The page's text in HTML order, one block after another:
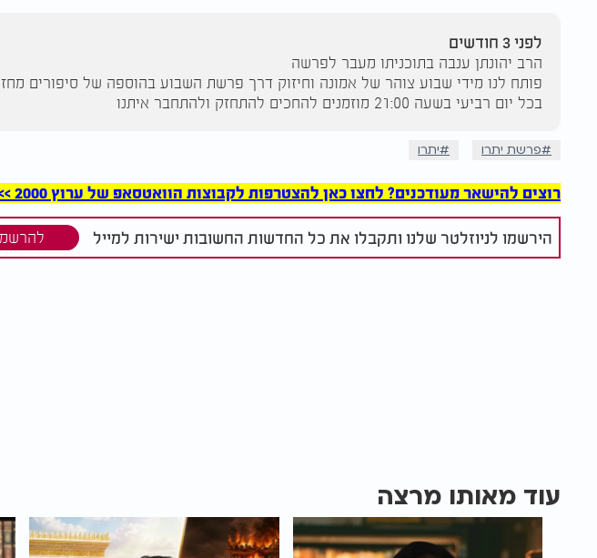
לפני 3 חודשים
הרב יהונתן ענבה בתוכניתו מעבר לפרשה
פותח לנו מידי שבוע צוהר של אמונה וחיזוק דרך פרשת השבוע בהוספה של סיפורים
בכל יום רביעי בשעה 21:00 מוזמנים להחכים להתחזק ולהתחבר איתנו
פרשת יתרו יתרו
רוצים להישאר מעודכנים? לחצו כאן להצטרפות לקבוצות הוואטסאפ של ערוץ 2000 >>>
הירשמו לניוזלטר שלנו ותקבלו את כל החדשות החשובות ישירות למייל
עוד מאותו מרצה